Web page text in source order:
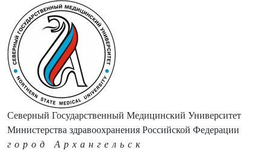
Северный Государственный Медицинский Университет
Министерства здравоохранения Российской Федерации
город Архангельск